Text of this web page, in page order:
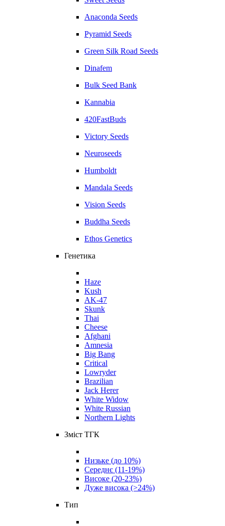
Anaconda Seeds
Pyramid Seeds
Green Silk Road Seeds
Dinafem
Bulk Seed Bank
Kannabia
420FastBuds
Victory Seeds
Neuroseeds
Humboldt
Mandala Seeds
Vision Seeds
Buddha Seeds
Ethos Genetics
Генетика
Haze
Kush
AK-47
Skunk
Thai
Cheese
Afghani
Amnesia
Big Bang
Critical
Lowryder
Brazilian
Jack Herer
White Widow
White Russian
Northern Lights
Зміст ТГК
Низьке (до 10%)
Середнє (11-19%)
Високе (20-23%)
Дуже висока (>24%)
Тип